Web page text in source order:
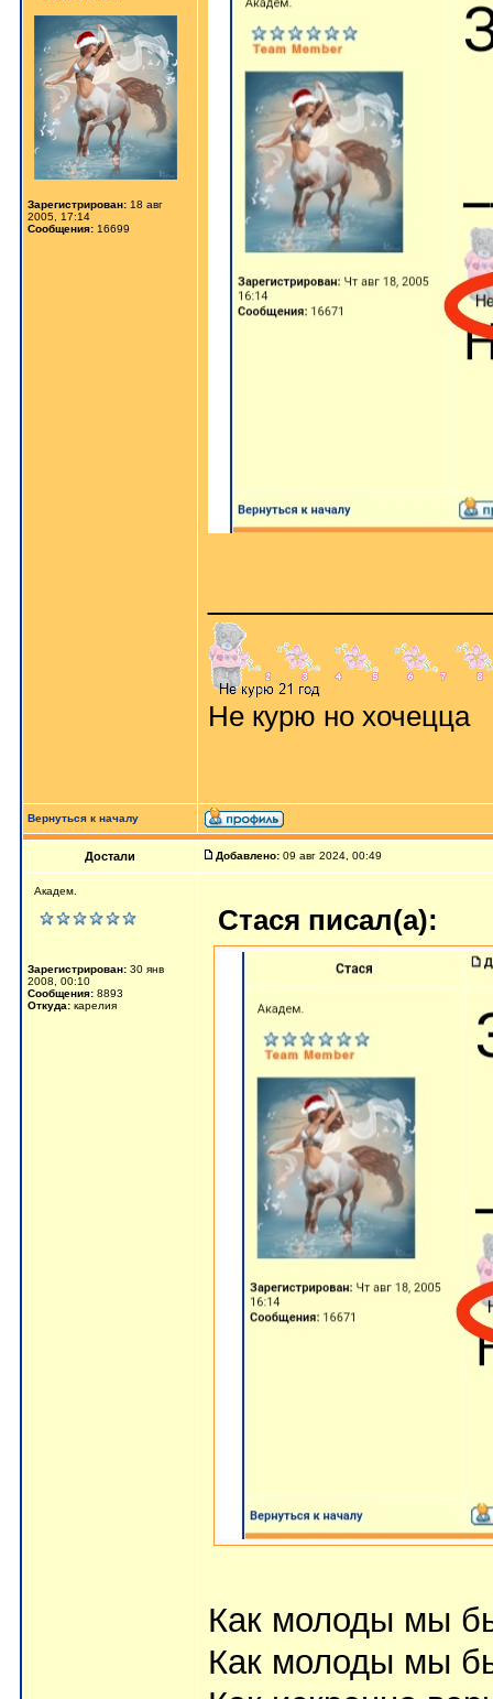
Зарегистрирован: 18 авг
2005, 17:14
Сообщения: 16699
Не курю но хочецца
Вернуться к началу
Достали Добавлено: 09 авг 2024, 00:49
Академ.
Зарегистрирован: 30 янв
2008, 00:10
Сообщения: 8893
Откуда: карелия
Стася писал(а):
Как молоды мы
Как молоды мы